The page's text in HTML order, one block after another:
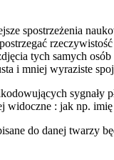
spostrzeżenia
rzeczywistość
tych samych
i mniej wyraziste
sygnały
widoczne : jak np.
do danej twarzy